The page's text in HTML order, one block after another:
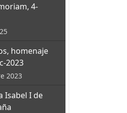
4-
homenaje
2023
2023
Isabel I de